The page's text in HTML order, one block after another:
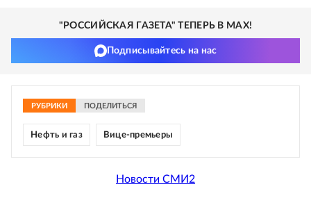
"РОССИЙСКАЯ ГАЗЕТА" ТЕПЕРЬ В MAX!
Подписывайтесь на нас
РУБРИКИ ПОДЕЛИТЬСЯ
Нефть и газ Вице-премьеры
Новости СМИ2